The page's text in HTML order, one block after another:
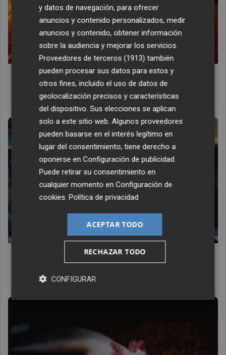
Corepunk MMORPG
Un verdadero MMORPG de la vieja escuela ¡Cómo los de
antes, pero mejor!
Pasaportes que abren puertas
y datos de navegación, para ofrecer
anuncios y contenido personalizados, medir
anuncios y contenido, obtener información
sobre la audiencia y mejorar los servicios.
Proveedores de terceros (1913) también
pueden procesar sus datos para estos y
otros fines, incluido el uso de datos de
geolocalización precisos y características
del dispositivo. Sus elecciones se aplican
solo a este sitio web. Algunos proveedores
pueden basarse en el interés legítimo en
lugar del consentimiento; tiene derecho a
oponerse enConfiguración de publicidad
Puede retirar su consentimiento en
cualquier momento enConfiguración de
cookies .Política de privacidad
ACEPTAR TODO
RECHAZAR TODO
CONFIGURAR